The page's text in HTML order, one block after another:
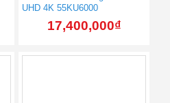
UHD 4K 55KU6000
17,400,000₫